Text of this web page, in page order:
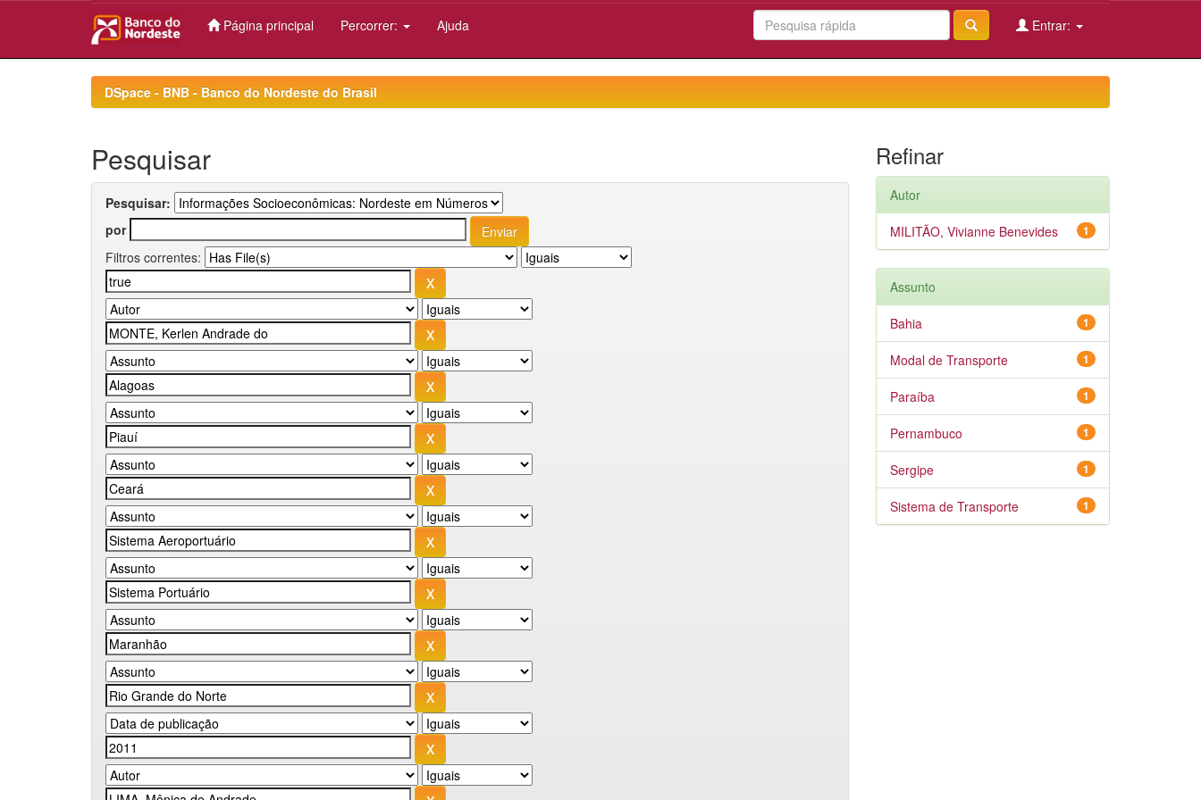
Página principal Percorrer: Ajuda Entrar:
DSpace - BNB - Banco do Nordeste do Brasil
Pesquisar
Pesquisar:
por
Filtros correntes:
Refinar
Autor
1
MILITÃO, Vivianne Benevides
Assunto
1
Bahia
1
Modal de Transporte
1
Paraíba
1
Pernambuco
1
Sergipe
1
Sistema de Transporte